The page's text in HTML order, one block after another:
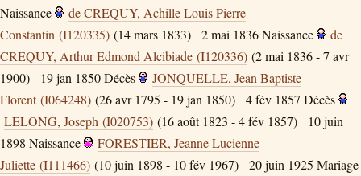
Naissance
de CREQUY, Achille Louis Pierre
Constantin (I120335) (14 mars 1833) 2 mai 1836Naissance
de
CREQUY, Arthur Edmond Alcibiade (I120336) (2 mai 1836 - 7 avr
1900)
19 jan 1850Décès
JONQUELLE, Jean Baptiste
Florent (I064248) (26 avr 1795 - 19 jan 1850) 4 fév 1857 Décès
LELONG, Joseph (I020753) (16 août 1823 - 4 fév 1857)
10 juin
1898 Naissance
FORESTIER, Jeanne Lucienne
Juliette (I111466) (10 juin 1898 - 10 fév 1967) 20 juin 1925 Mariage